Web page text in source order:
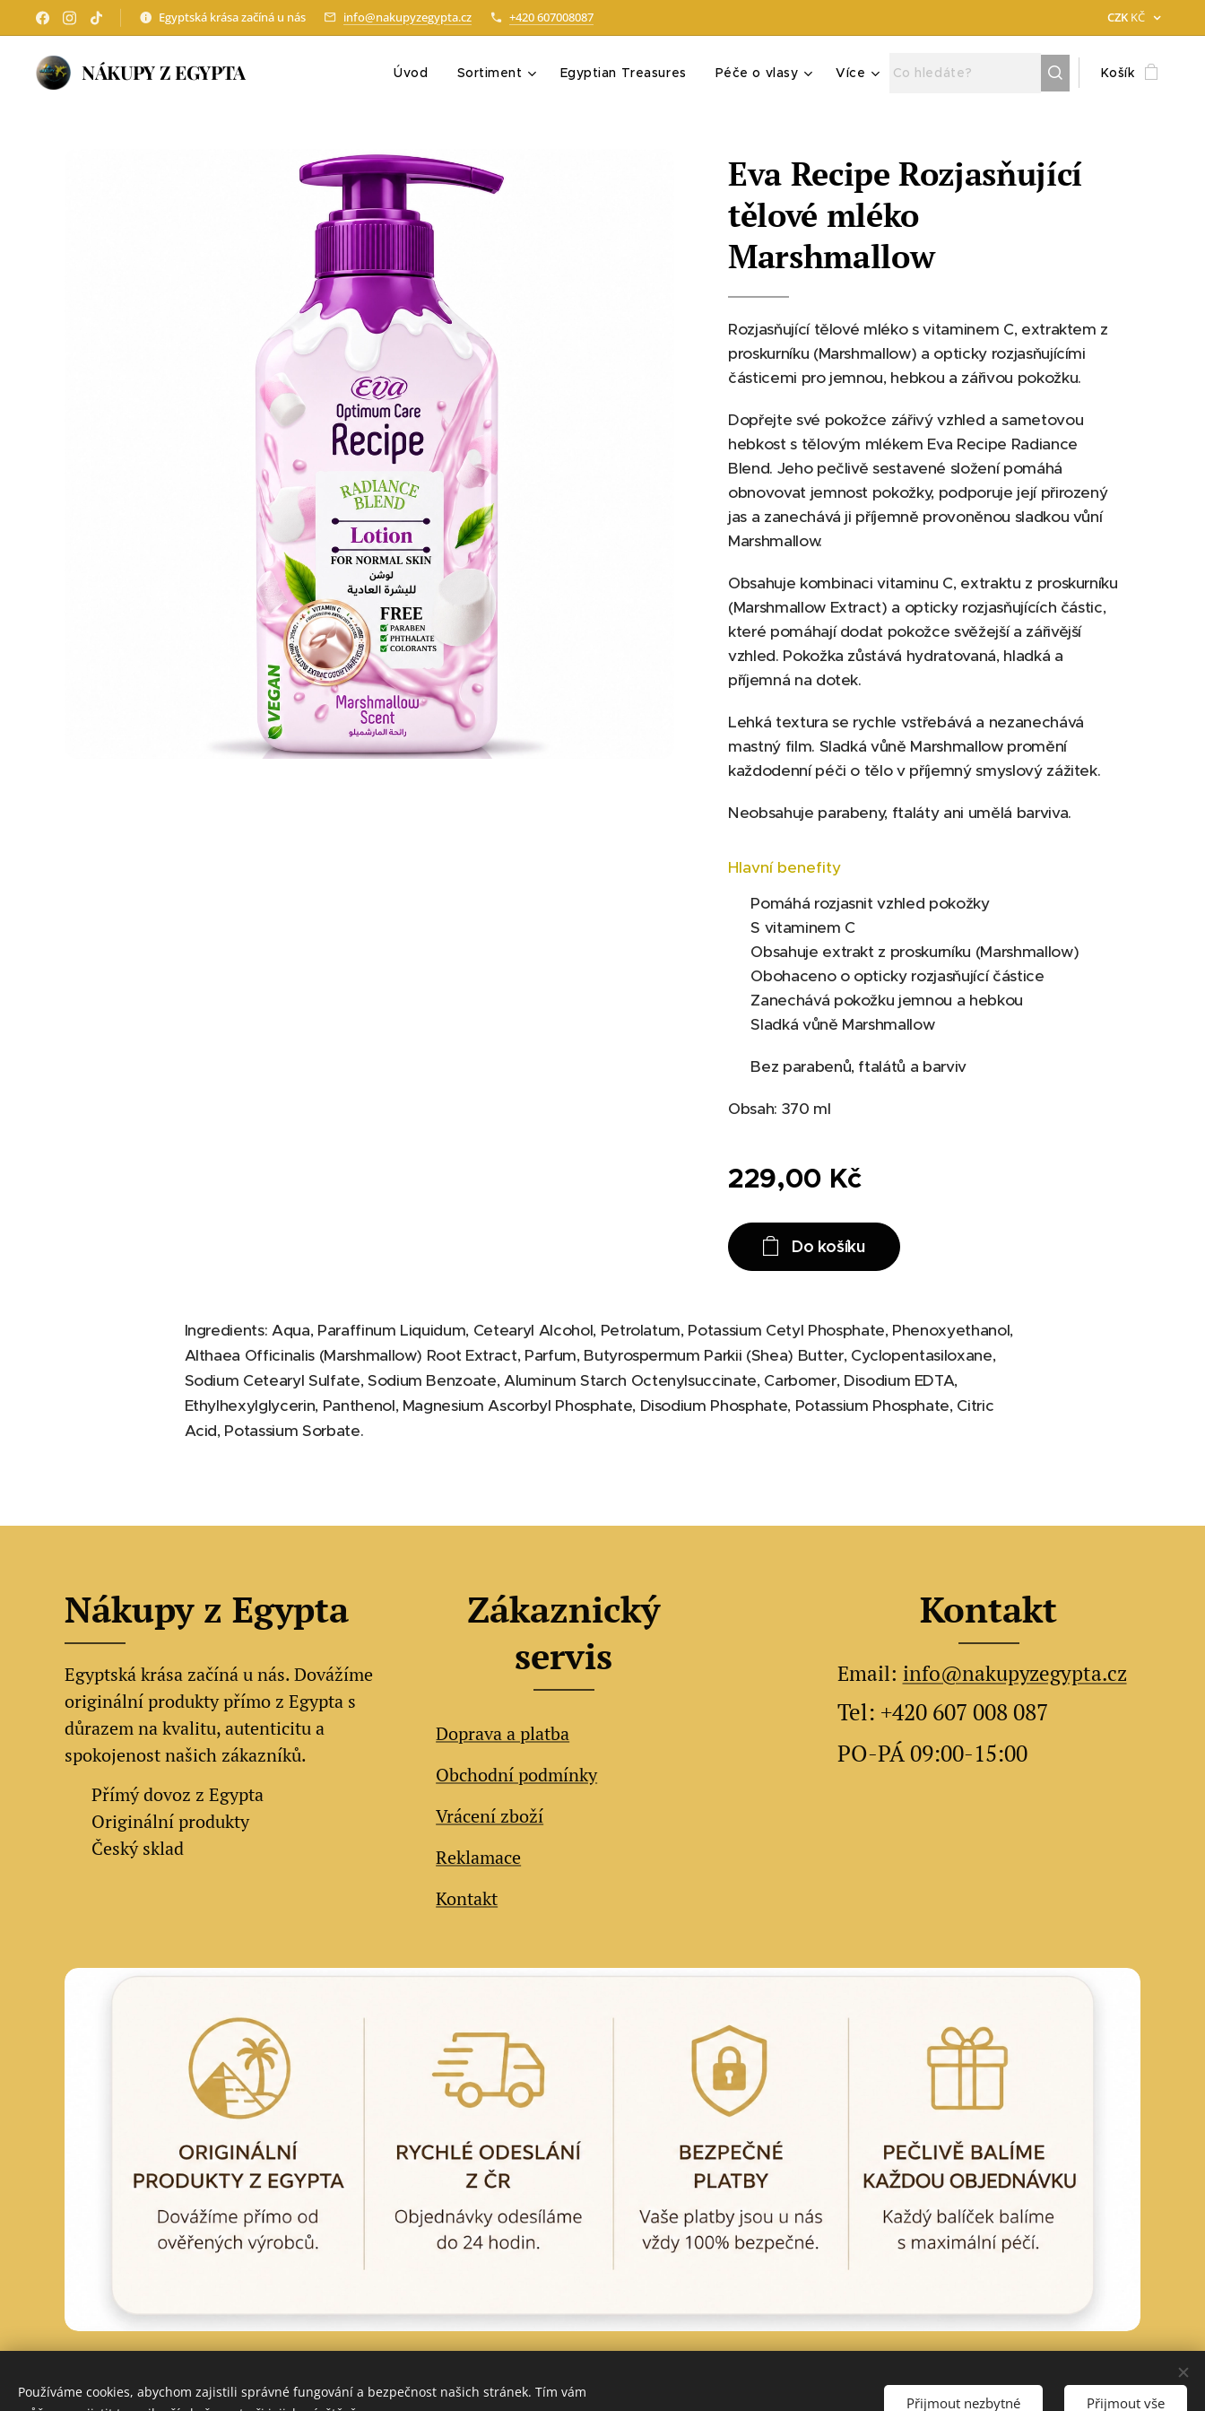
Egyptská krása začíná u nás info@nakupyzegypta.cz +420 607008087 CZK KČ
NÁKUPY Z EGYPTA Úvod Sortiment Egyptian Treasures Péče o vlasy Více Košík
Eva Recipe Rozjasňující
tělové mléko
Marshmallow
Rozjasňující tělové mléko s vitaminem C, extraktem z
proskurníku (Marshmallow) a opticky rozjasňujícími
částicemi pro jemnou, hebkou a zářivou pokožku.
Dopřejte své pokožce zářivý vzhled a sametovou
hebkost s tělovým mlékem Eva Recipe Radiance
Blend. Jeho pečlivě sestavené složení pomáhá
obnovovat jemnost pokožky, podporuje její přirozený
jas a zanechává ji příjemně provoněnou sladkou vůní
Marshmallow.
Obsahuje kombinaci vitaminu C, extraktu z proskurníku
(Marshmallow Extract) a opticky rozjasňujících částic,
které pomáhají dodat pokožce svěžejší a zářivější
vzhled. Pokožka zůstává hydratovaná, hladká a
příjemná na dotek.
Lehká textura se rychle vstřebává a nezanechává
mastný film. Sladká vůně Marshmallow promění
každodenní péči o tělo v příjemný smyslový zážitek.
Neobsahuje parabeny, ftaláty ani umělá barviva.
Hlavní benefity
✔ Pomáhá rozjasnit vzhled pokožky
✔ S vitaminem C
✔ Obsahuje extrakt z proskurníku (Marshmallow)
✔ Obohaceno o opticky rozjasňující částice
✔ Zanechává pokožku jemnou a hebkou
✔ Sladká vůně Marshmallow
✔ Bez parabenů, ftalátů a barviv
Obsah: 370 ml
229,00 Kč
Do košíku
Ingredients: Aqua, Paraffinum Liquidum, Cetearyl Alcohol, Petrolatum, Potassium Cetyl Phosphate, Phenoxyethanol,
Althaea Officinalis (Marshmallow) Root Extract, Parfum, Butyrospermum Parkii (Shea) Butter, Cyclopentasiloxane,
Sodium Cetearyl Sulfate, Sodium Benzoate, Aluminum Starch Octenylsuccinate, Carbomer, Disodium EDTA,
Ethylhexylglycerin, Panthenol, Magnesium Ascorbyl Phosphate, Disodium Phosphate, Potassium Phosphate, Citric
Acid, Potassium Sorbate.
Nákupy z Egypta
Egyptská krása začíná u nás. Dovážíme
originální produkty přímo z Egypta s
důrazem na kvalitu, autenticitu a
spokojenost našich zákazníků.
Přímý dovoz z Egypta
Originální produkty
✔ Český sklad
Zákaznický
servis
Doprava a platba
Obchodní podmínky
Vrácení zboží
Reklamace
Kontakt
Kontakt
Email: info@nakupyzegypta.cz
Tel: +420 607 008 087
PO-PÁ 09:00-15:00
Používáme cookies, abychom zajistili správné fungování a bezpečnost našich stránek. Tím vám
Přijmout nezbytné Přijmout vše